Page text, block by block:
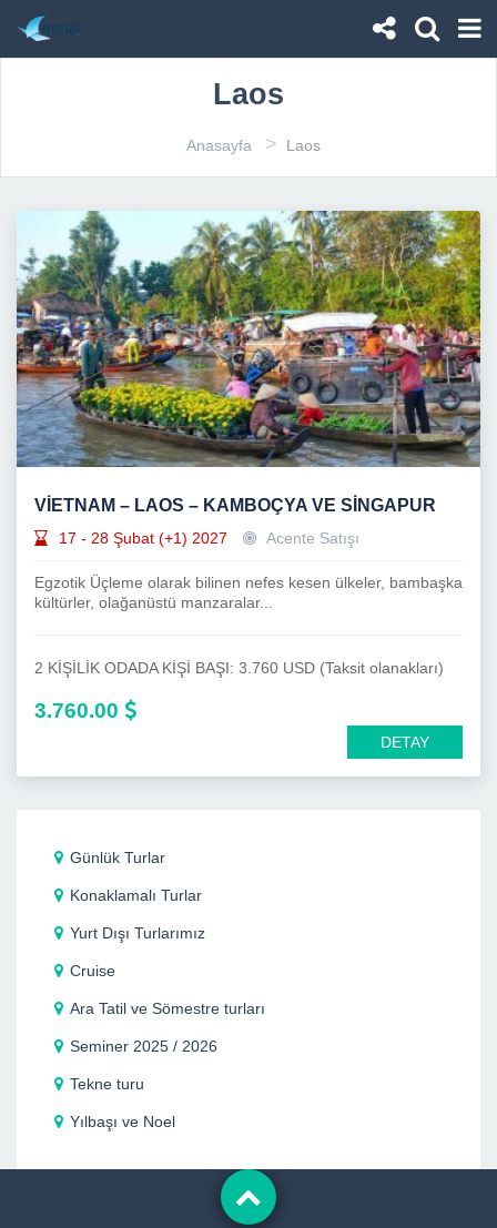
Laos
Anasayfa > Laos
VİETNAM – LAOS – KAMBOÇYA VE SİNGAPUR
17 - 28 Şubat (+1) 2027 Acente Satışı
Egzotik Üçleme olarak bilinen nefes kesen ülkeler, bambaşka
kültürler, olağanüstü manzaralar...
2 KİŞİLİK ODADA KİŞİ BAŞI: 3.760 USD (Taksit olanakları)
3.760.00
DETAY
Günlük Turlar
Konaklamalı Turlar
Yurt Dışı Turlarımız
Cruise
Ara Tatil ve Sömestre turları
Seminer 2025 / 2026
Tekne turu
Yılbaşı ve Noel